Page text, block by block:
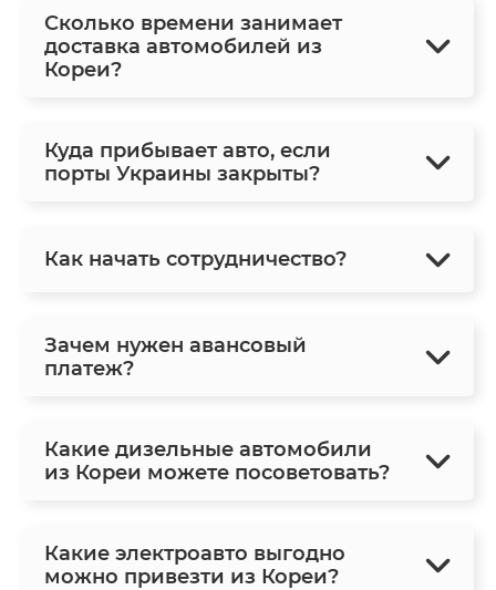
Сколько времени занимает
доставка автомобилей из
Кореи?
Куда прибывает авто, если
порты Украины закрыты?
Как начать сотрудничество?
Зачем нужен авансовый
платеж?
Какие дизельные автомобили
из Кореи можете посоветовать?
Какие электроавто выгодно
можно привезти из Кореи?